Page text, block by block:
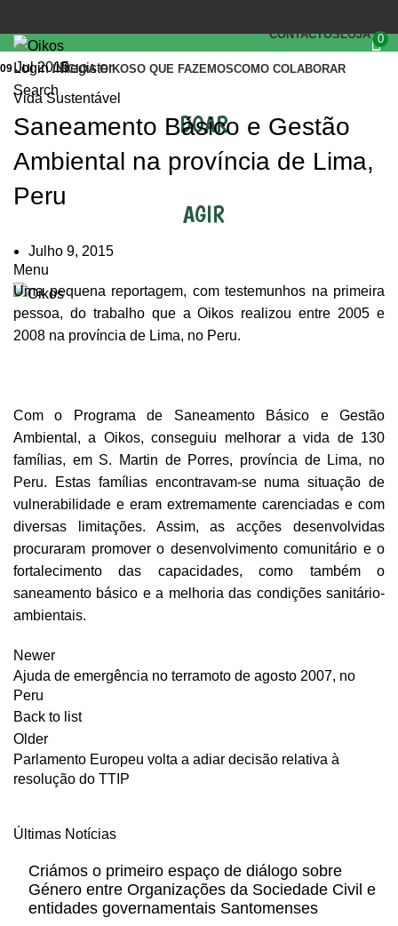
CONTACTOSLOJA 0
Login / Register
Search
INÍCIOA OIKOSO QUE FAZEMOSCOMO COLABORAR
DOAR
AGIR
Menu
Vida Sustentável
Saneamento Básico e Gestão
Ambiental na província de Lima,
Peru
Julho 9, 2015
09 Jul 2015
Uma pequena reportagem, com testemunhos na primeira
pessoa, do trabalho que a Oikos realizou entre 2005 e
2008 na província de Lima, no Peru.
Com o Programa de Saneamento Básico e Gestão
Ambiental, a Oikos, conseguiu melhorar a vida de 130
famílias, em S. Martin de Porres, província de Lima, no
Peru. Estas famílias encontravam-se numa situação de
vulnerabilidade e eram extremamente carenciadas e com
diversas limitações. Assim, as acções desenvolvidas
procuraram promover o desenvolvimento comunitário e o
fortalecimento das capacidades, como também o
saneamento básico e a melhoria das condições sanitário-
ambientais.
Newer
Ajuda de emergência no terramoto de agosto 2007, no
Peru
Back to list
Older
Parlamento Europeu volta a adiar decisão relativa à
resolução do TTIP
Últimas Notícias
Criámos o primeiro espaço de diálogo sobre
Género entre Organizações da Sociedade Civil e
entidades governamentais Santomenses